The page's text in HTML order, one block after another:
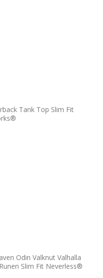
Tank Top Slim Fit
Odin Valknut Valhalla
Slim Fit Neverless®